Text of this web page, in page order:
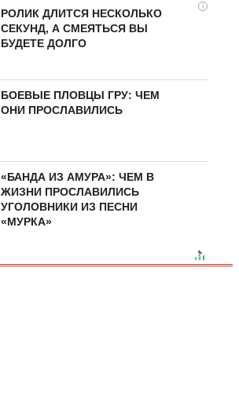
i
РОЛИК ДЛИТСЯ НЕСКОЛЬКО
СЕКУНД, А СМЕЯТЬСЯ ВЫ
БУДЕТЕ ДОЛГО
БОЕВЫЕ ПЛОВЦЫ ГРУ: ЧЕМ
ОНИ ПРОСЛАВИЛИСЬ
«БАНДА ИЗ АМУРА»: ЧЕМ В
ЖИЗНИ ПРОСЛАВИЛИСЬ
УГОЛОВНИКИ ИЗ ПЕСНИ
«МУРКА»